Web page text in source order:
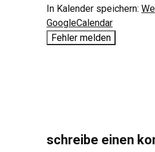
In Kalender speichern:
GoogleCalendar
Fehler melden
schreibe einen